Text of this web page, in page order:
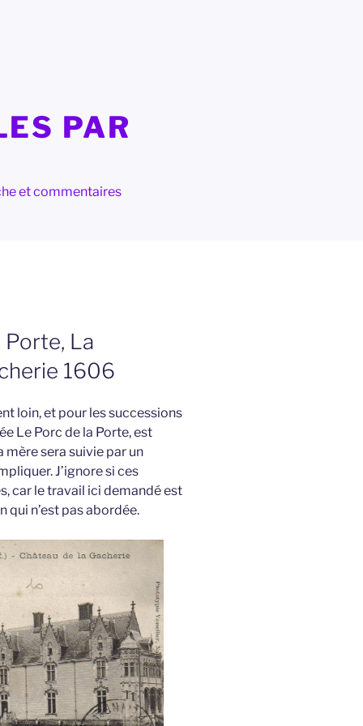
PAR
et commentaires
La
1606
loin, et pour les successions
Le Porc de la Porte, est
mère sera suivie par un
J’ignore si ces
car le travail ici demandé est
n’est pas abordée.